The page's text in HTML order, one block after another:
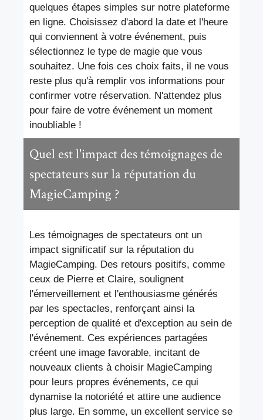
quelques étapes simples sur notre plateforme
en ligne. Choisissez d'abord la date et l'heure
qui conviennent à votre événement, puis
sélectionnez le type de magie que vous
souhaitez. Une fois ces choix faits, il ne vous
reste plus qu'à remplir vos informations pour
confirmer votre réservation. N'attendez plus
pour faire de votre événement un moment
inoubliable !
Quel est l'impact des témoignages de
spectateurs sur la réputation du
MagieCamping ?
Les témoignages de spectateurs ont un
impact significatif sur la réputation du
MagieCamping. Des retours positifs, comme
ceux de Pierre et Claire, soulignent
l'émerveillement et l'enthousiasme générés
par les spectacles, renforçant ainsi la
perception de qualité et d'exception au sein de
l'événement. Ces expériences partagées
créent une image favorable, incitant de
nouveaux clients à choisir MagieCamping
pour leurs propres événements, ce qui
dynamise la notoriété et attire une audience
plus large. En somme, un excellent service se